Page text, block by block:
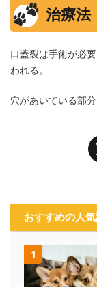
治療法
口蓋裂は手術が必
われる。
穴があいている部
おすすめの人
1